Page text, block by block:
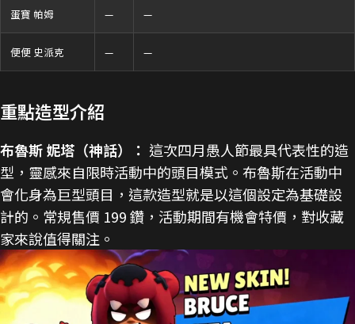
蛋寶 帕姆 — —
便便 史派克 — —
重點造型介紹
布魯斯 妮塔（神話）： 這次四月愚人節最具代表性的造
型，靈感來自限時活動中的頭目模式。布魯斯在活動中
會化身為巨型頭目，這款造型就是以這個設定為基礎設
計的。常規售價 199 鑽，活動期間有機會特價，對收藏
家來說值得關注。